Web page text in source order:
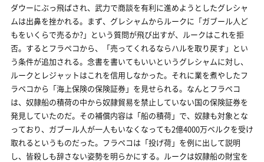
ダウーにぶっ飛ばされ、武力で商談を有利に進めようとしたグレシャ
ムは出鼻を挫かれる。まず、グレシャムからルークに「ガブール人ど
もをいくらで売るか?」という質問が飛び出すが、ルークはこれを拒
否。するとフラペコから、「売ってくれるならハルを取り戻す」とい
う条件が追加される。念書を書いてもいいというグレシャムに対し、
ルークとレジャットはこれを信用しなかった。それに業を煮やしたフ
ラペコから「海上保険の保険証券」を見せられる。なんとフラペコ
は、奴隷船の積荷の中から奴隷貿易を禁止していない国の保険証券を
発見していたのだ。その補償内容は「船の積荷」で、奴隷も対象とな
っており、ガブール人が一人もいなくなっても2億4000万ベルクを受け
取れるというものだった。フラペコは「投げ荷」を例に出して説明
し、皆殺しも辞さない姿勢を明らかにする。ルークは奴隷船の財宝を